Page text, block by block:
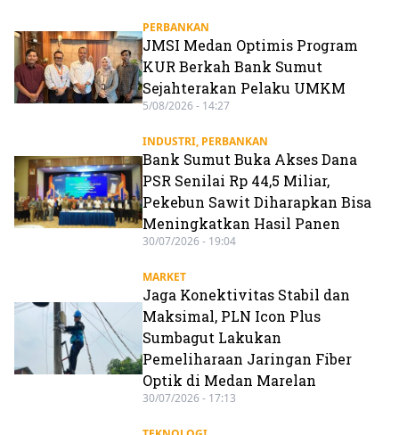
PERBANKAN
JMSI Medan Optimis Program
KUR Berkah Bank Sumut
Sejahterakan Pelaku UMKM
5/08/2026 - 14:27
INDUSTRI, PERBANKAN
Bank Sumut Buka Akses Dana
PSR Senilai Rp 44,5 Miliar,
Pekebun Sawit Diharapkan Bisa
Meningkatkan Hasil Panen
30/07/2026 - 19:04
MARKET
Jaga Konektivitas Stabil dan
Maksimal, PLN Icon Plus
Sumbagut Lakukan
Pemeliharaan Jaringan Fiber
Optik di Medan Marelan
30/07/2026 - 17:13